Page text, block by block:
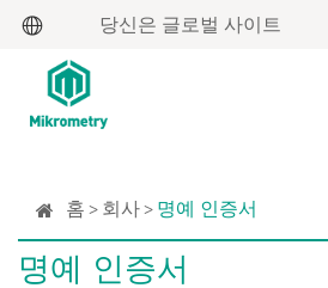
당신은 글로벌 사이트
홈 회사 명예 인증서
명예 인증서